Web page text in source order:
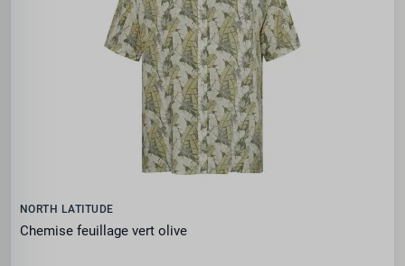
NORTH LATITUDE
Chemise feuillage vert olive